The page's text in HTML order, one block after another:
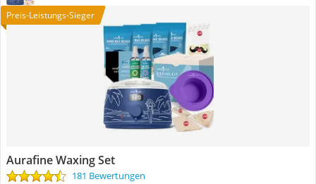
Preis-Leistungs-Sieger
Aurafine Waxing Set
181 Bewertungen